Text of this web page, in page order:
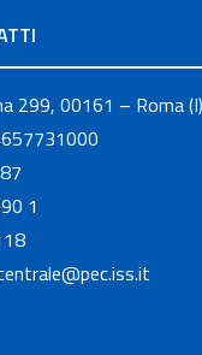
299, 00161 – Roma (I)
1